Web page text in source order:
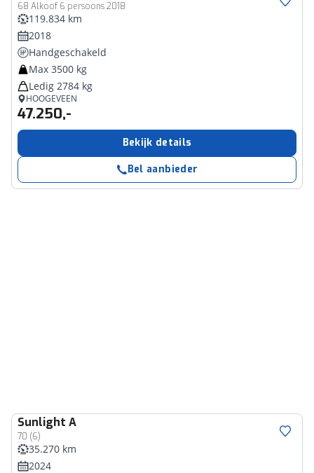
68 Alkoof 6 persoons 2018
119.834 km
2018
Handgeschakeld
Max 3500 kg
Ledig 2784 kg
HOOGEVEEN
47.250,-
Bekijk details
Bel aanbieder
Sunlight A
70 (6)
35.270 km
2024